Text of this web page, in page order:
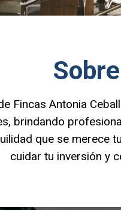
Fincas Antonia
brindando
que se merece
cuidar tu inversión y